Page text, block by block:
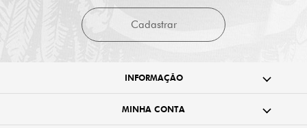
Cadastrar
INFORMAÇÃO
MINHA CONTA